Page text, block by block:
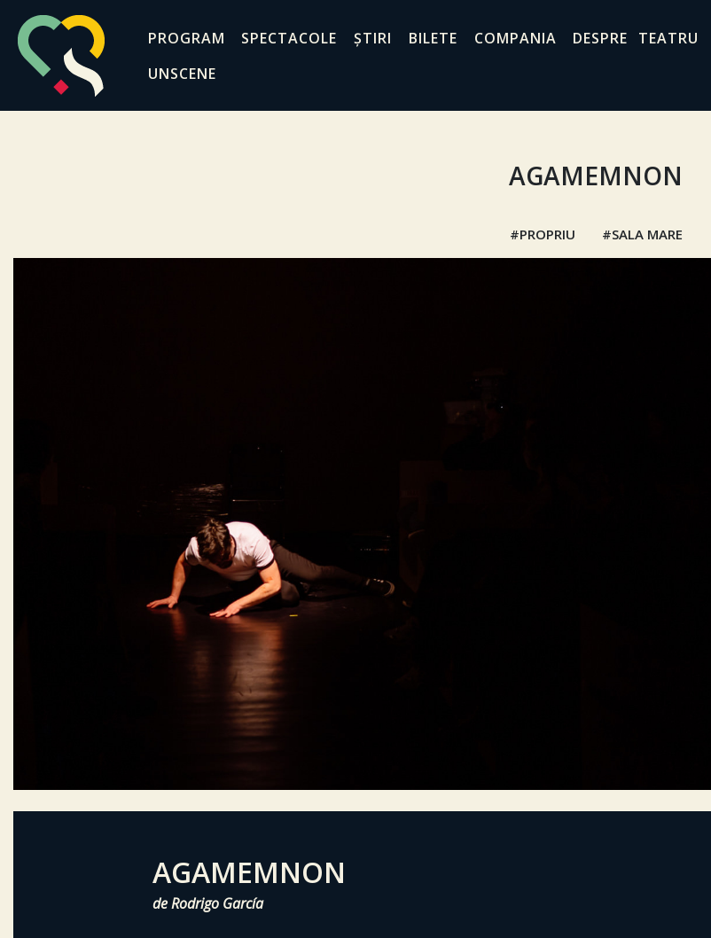
PROGRAM SPECTACOLE ȘTIRI BILETE COMPANIA DESPRE TEATRU
UNSCENE
AGAMEMNON
PROPRIU SALA MARE
AGAMEMNON
de Rodrigo García